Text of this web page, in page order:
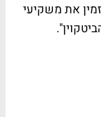
את משקיעי